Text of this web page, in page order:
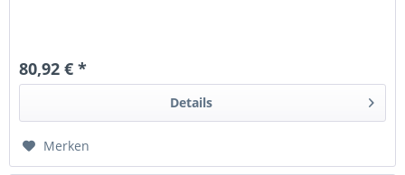
80,92 € *
Details
Merken